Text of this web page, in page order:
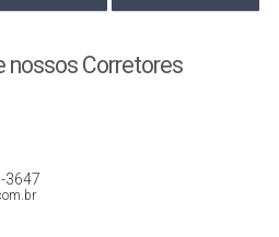
nossos Corretores
3647